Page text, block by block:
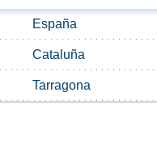
España
Cataluña
Tarragona